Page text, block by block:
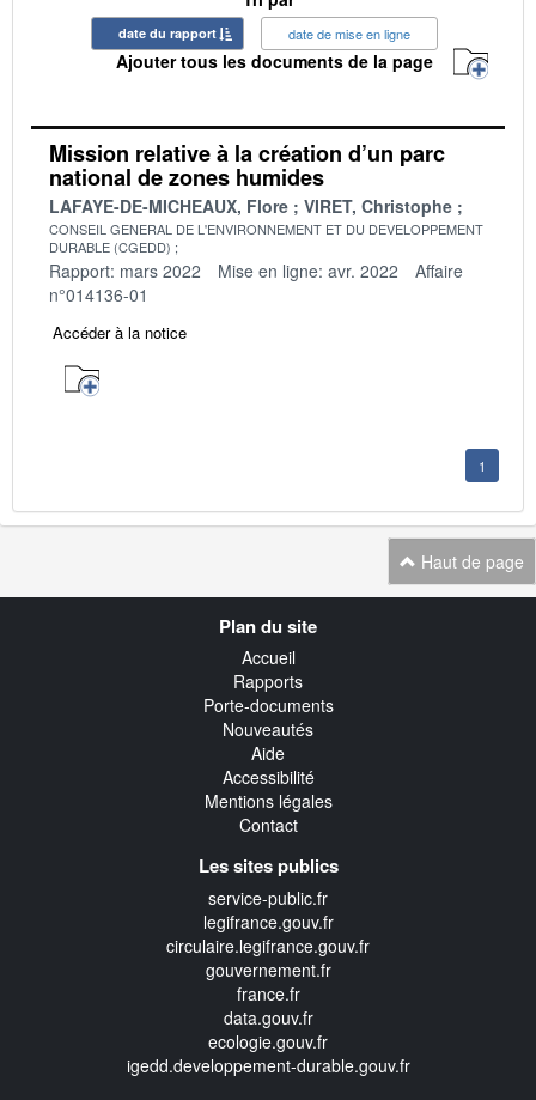
date du rapport date de mise en ligne
Ajouter tous les documents de la page
Mission relative à la création d’un parc
national de zones humides
LAFAYE-DE-MICHEAUX, Flore VIRET, Christophe
CONSEIL GENERAL DE L'ENVIRONNEMENT ET DU DEVELOPPEMENT
DURABLE (CGEDD)
Rapport: mars 2022 Mise en ligne: avr. 2022
Affaire
n°014136-01
Accéder à la notice
1
Haut de page
Plan du site
Accueil
Rapports
Porte-documents
Nouveautés
Aide
Accessibilité
Mentions légales
Contact
Les sites publics
service-public.fr
legifrance.gouv.fr
circulaire.legifrance.gouv.fr
gouvernement.fr
france.fr
data.gouv.fr
ecologie.gouv.fr
igedd.developpement-durable.gouv.fr